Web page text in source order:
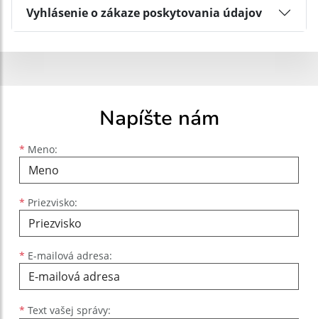
Vyhlásenie o zákaze poskytovania údajov
Napíšte nám
* Meno:
Meno
* Priezvisko:
Priezvisko
* E-mailová adresa:
E-mailová adresa
* Text vašej správy: